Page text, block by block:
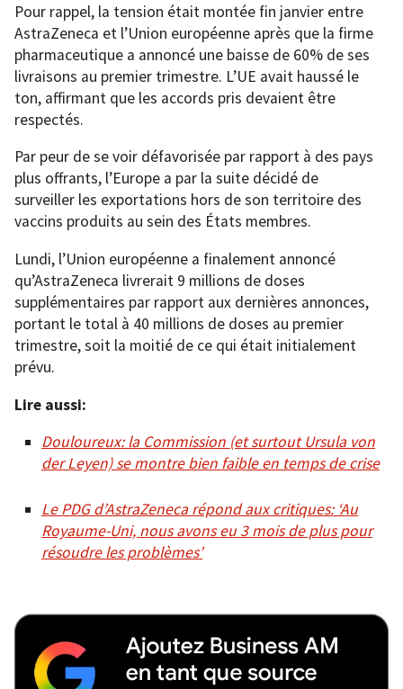
Pour rappel, la tension était montée fin janvier entre
AstraZeneca et l’Union européenne après que la firme
pharmaceutique a annoncé une baisse de 60% de ses
livraisons au premier trimestre. L’UE avait haussé le
ton, affirmant que les accords pris devaient être
respectés.
Par peur de se voir défavorisée par rapport à des pays
plus offrants, l’Europe a par la suite décidé de
surveiller les exportations hors de son territoire des
vaccins produits au sein des États membres.
Lundi, l’Union européenne a finalement annoncé
qu’AstraZeneca livrerait 9 millions de doses
supplémentaires par rapport aux dernières annonces,
portant le total à 40 millions de doses au premier
trimestre, soit la moitié de ce qui était initialement
prévu.
Lire aussi:
Douloureux: la Commission (et surtout Ursula von
der Leyen) se montre bien faible en temps de crise
Le PDG d’AstraZeneca répond aux critiques: ‘Au
Royaume-Uni, nous avons eu 3 mois de plus pour
résoudre les problèmes’